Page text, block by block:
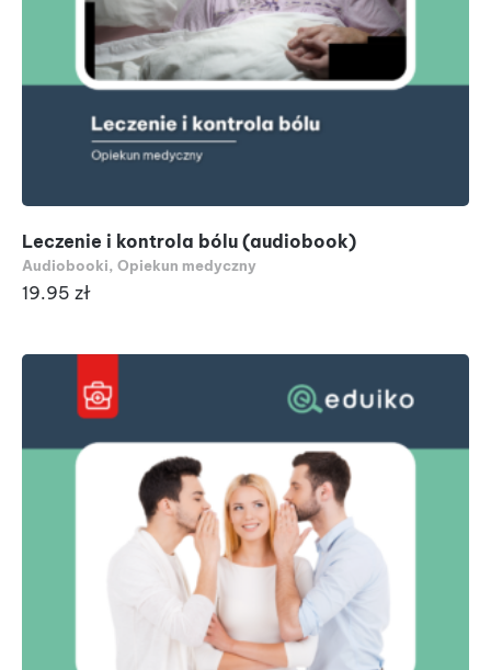
Leczenie i kontrola bólu (audiobook)
Audiobooki, Opiekun medyczny
19.95 zł